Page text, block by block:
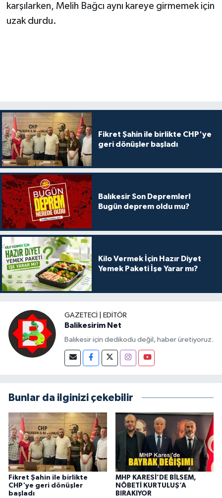
karşılarken, Melih Bağcı aynı kareye girmemek için
uzak durdu.
Fikret Şahin ile birlikte CHP'ye
geri dönüşler başladı
Balıkesir Son Depremler!
Bugün deprem oldu mu?
Kilo Vermek İçin Hazır Diyet
Yemek Paketi İşe Yarar mı?
GAZETECI | EDITÖR
Balikesirim Net
Balıkesir için dedikodu değil, haber üretiyoruz.
Bunlar da ilginizi çekebilir
Fikret Şahin ile birlikte
CHP'ye geri dönüşler
başladı
MHP KARESİ’DE BİLSEM,
NÖBETİ KURTULUŞ’A
BIRAKIYOR